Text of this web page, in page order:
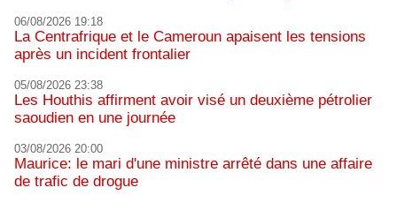
06/08/2026 19:18
La Centrafrique et le Cameroun apaisent les tensions
après un incident frontalier
05/08/2026 23:38
Les Houthis affirment avoir visé un deuxième pétrolier
saoudien en une journée
03/08/2026 20:00
Maurice: le mari d'une ministre arrêté dans une affaire
de trafic de drogue